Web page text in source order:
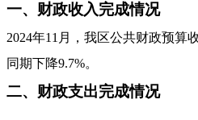
一、财政收入完成情况
2024年11月，我区公共财政预算
同期下降9.7%。
二、财政支出完成情况